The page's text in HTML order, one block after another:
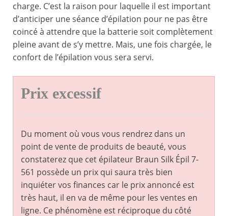
charge. C’est la raison pour laquelle il est important
d’anticiper une séance d’épilation pour ne pas être
coincé à attendre que la batterie soit complètement
pleine avant de s’y mettre. Mais, une fois chargée, le
confort de l’épilation vous sera servi.
Prix excessif
Du moment où vous vous rendrez dans un
point de vente de produits de beauté, vous
constaterez que cet épilateur Braun Silk Épil 7-
561 possède un prix qui saura très bien
inquiéter vos finances car le prix annoncé est
très haut, il en va de même pour les ventes en
ligne. Ce phénomène est réciproque du côté